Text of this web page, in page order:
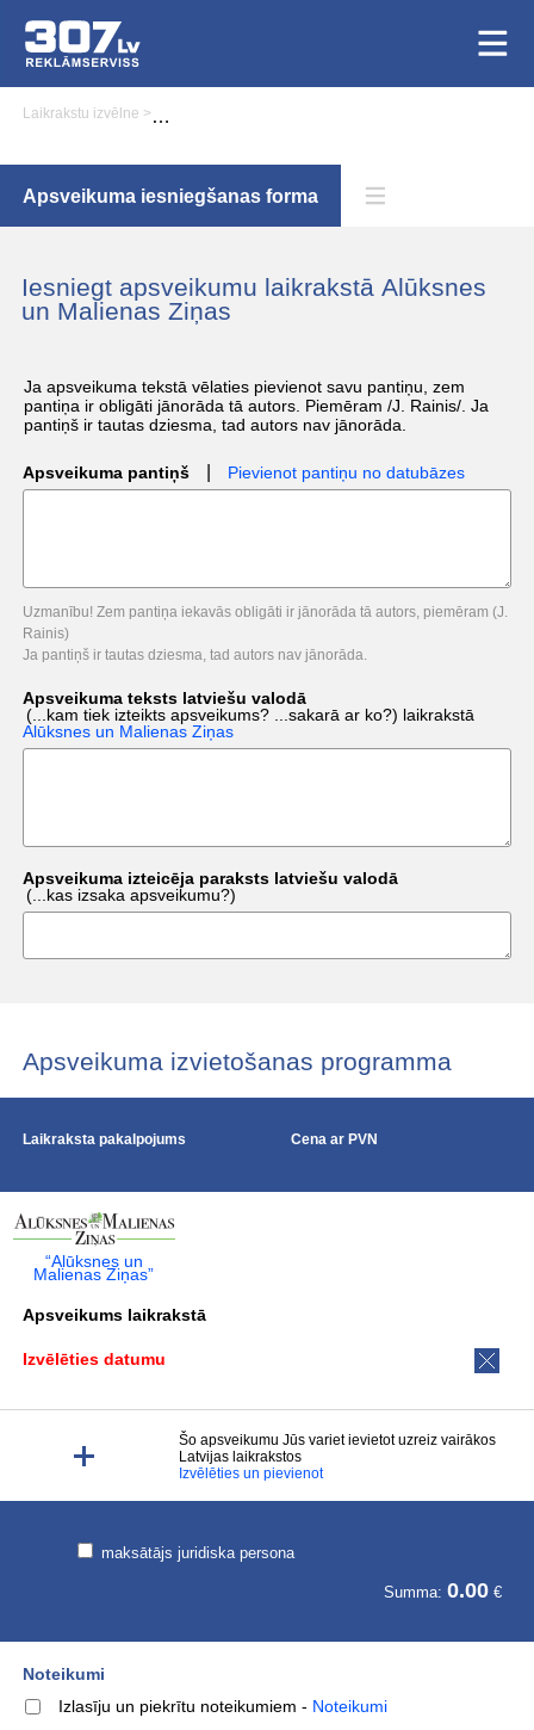
Laikrakstu izvēlne >
Apsveikuma iesniegšanas forma
Iesniegt apsveikumu laikrakstā Alūksnes
un Malienas Ziņas
Ja apsveikuma tekstā vēlaties pievienot savu pantiņu, zem
pantiņa ir obligāti jānorāda tā autors. Piemēram /J. Rainis/. Ja
pantiņš ir tautas dziesma, tad autors nav jānorāda.
Apsveikuma pantiņš Pievienot pantiņu no datubāzes
Uzmanību! Zem pantiņa iekavās obligāti ir jānorāda tā autors, piemēram (J.
Rainis)
Ja pantiņš ir tautas dziesma, tad autors nav jānorāda.
Apsveikuma teksts latviešu valodā
(...kam tiek izteikts apsveikums? ...sakarā ar ko?) laikrakstā
Alūksnes un Malienas Ziņas
Apsveikuma izteicēja paraksts latviešu valodā
(...kas izsaka apsveikumu?)
Apsveikuma izvietošanas programma
Laikraksta pakalpojums Cena ar PVN
“Alūksnes un
Malienas Ziņas”
Apsveikums laikrakstā
Izvēlēties datumu
Šo apsveikumu Jūs variet ievietot uzreiz vairākos
Latvijas laikrakstos
Izvēlēties un pievienot
maksātājs juridiska persona
Summa: 0.00€
Noteikumi
Izlasīju un piekrītu noteikumiem - Noteikumi